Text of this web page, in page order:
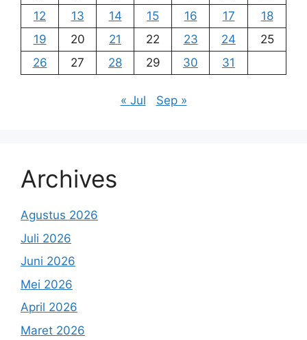
12
13 14 15 16 17
18
19
20 21 22 23 24
25
26
27 28 29 30 31
« Jul Sep »
Archives
Agustus 2026
Juli 2026
Juni 2026
Mei 2026
April 2026
Maret 2026